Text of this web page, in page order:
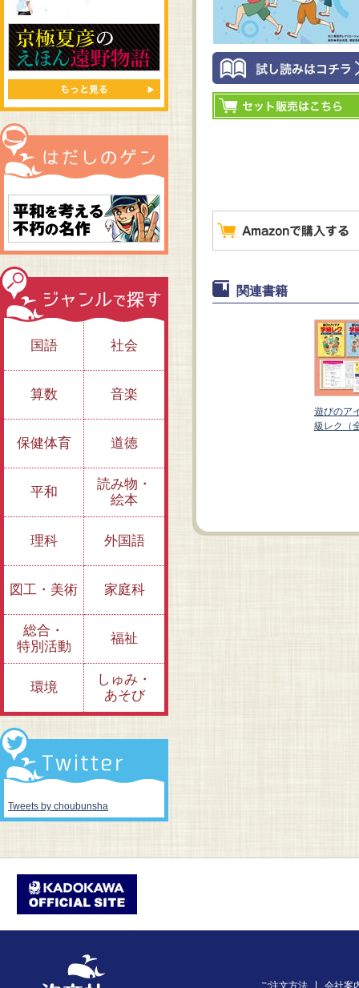
関連書籍
③ブラックホール、
アイコンタグほか
遊びのア
級レク（
国語 社会
算数 音楽
保健体育 道徳
平和
読み物・
絵本
理科 外国語
図工・美術 家庭科
総合・
特別活動
福祉
環境
しゅみ・
あそび
Tweets by choubunsha